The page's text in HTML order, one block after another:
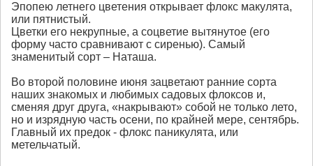
Эпопею летнего цветения открывает флокс макулята,
или пятнистый.
Цветки его некрупные, а соцветие вытянутое (его
форму часто сравнивают с сиренью). Самый
знаменитый сорт – Наташа.
Во второй половине июня зацветают ранние сорта
наших знакомых и любимых садовых флоксов и,
сменяя друг друга, «накрывают» собой не только лето,
но и изрядную часть осени, по крайней мере, сентябрь.
Главный их предок - флокс паникулята, или
метельчатый.